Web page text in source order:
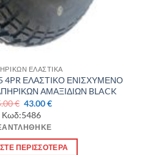
ΕΛΑΣΤΙΚΑ
4PR ΕΛΑΣΤΙΚΟ ΕΝΙΣΧΥΜΕΝΟ
ΑΜΑΞΙΔΙΩΝ BLACK
€ Original
price
was:
45.00 €.
43.00€Η
43.00 €.
Κωδ:5486
ΠΕΡΙΣΣΌΤΕΡΑ